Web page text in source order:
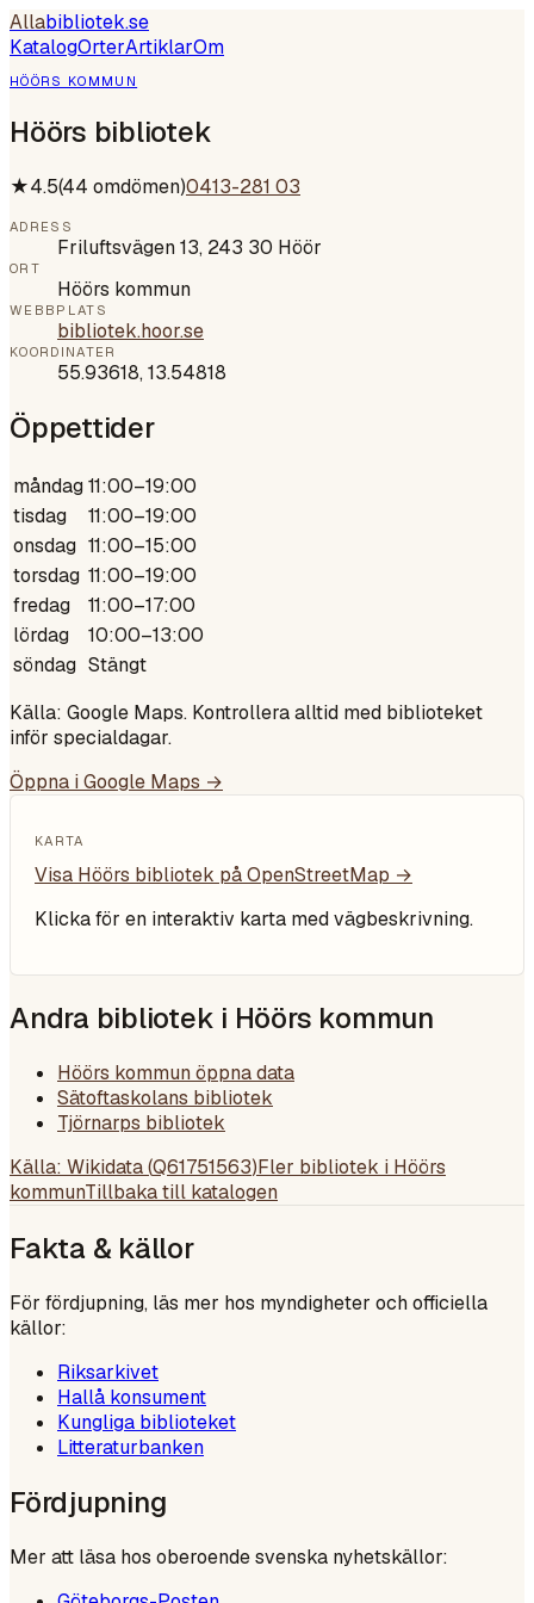
Allabibliotek.se
KatalogOrterArtiklarOm
HÖÖRS KOMMUN
Höörs bibliotek
★4.5(44 omdömen)0413-281 03
ADRESS
Friluftsvägen 13, 243 30 Höör
ORT
Höörs kommun
WEBBPLATS
bibliotek.hoor.se
KOORDINATER
55.93618,13.54818
Öppettider
måndag11:00–19:00
tisdag
11:00–19:00
onsdag 11:00–15:00
torsdag 11:00–19:00
fredag
11:00–17:00
lördag
10:00–13:00
söndag Stängt
Källa: Google Maps. Kontrollera alltid med biblioteket
inför specialdagar.
Öppna i Google Maps →
KARTA
Visa Höörs bibliotek på OpenStreetMap →
Klicka för en interaktiv karta med vägbeskrivning.
Andra bibliotek i Höörs kommun
Höörs kommun öppna data
Sätoftaskolans bibliotek
Tjörnarps bibliotek
Källa: Wikidata (Q61751563)Fler bibliotek i Höörs
kommunTillbaka till katalogen
Fakta & källor
För fördjupning, läs mer hos myndigheter och officiella
källor:
Riksarkivet
Hallå konsument
Kungliga biblioteket
Litteraturbanken
Fördjupning
Mer att läsa hos oberoende svenska nyhetskällor: